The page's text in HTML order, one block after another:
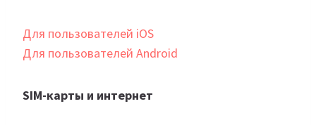
Для пользователей iOS
Для пользователей Android
SIM-карты и интернет